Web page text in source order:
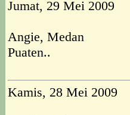
Jumat, 29 Mei 2009
Angie, Medan
Puaten..
Kamis, 28 Mei 2009